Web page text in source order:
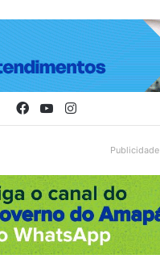
Facebook
YouTubeInstagram
Publicidade